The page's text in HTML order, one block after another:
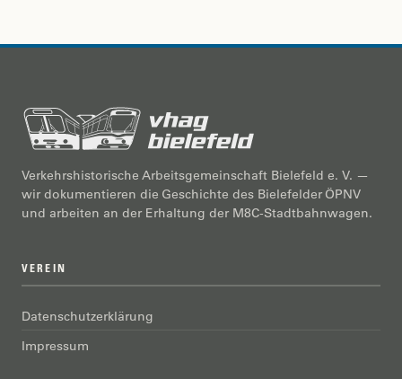
Verkehrshistorische Arbeitsgemeinschaft Bielefeld e. V. —
wir dokumentieren die Geschichte des Bielefelder ÖPNV
und arbeiten an der Erhaltung der M8C-Stadtbahnwagen.
VEREIN
Datenschutzerklärung
Impressum